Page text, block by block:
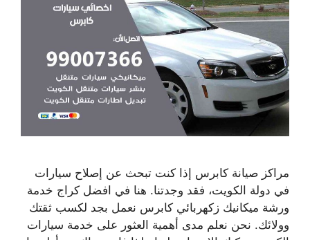
مراكز صيانة كابرس إذا كنت تبحث عن إصلاح سيارات
في دولة الكويت، فقد وجدتنا. هنا في افضل كراج خدمة
ورشة ميكانيك زكهربائي كابرس نعمل بجد لكسب ثقتك
وولائك. نحن نعلم مدى أهمية العثور على خدمة سيارات